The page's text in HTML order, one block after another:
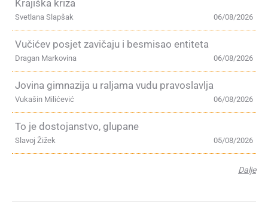
Krajiška kriza
06/08/2026
Svetlana Slapšak
Vučićev posjet zavičaju i besmisao entiteta
06/08/2026
Dragan Markovina
Jovina gimnazija u raljama vudu pravoslavlja
06/08/2026
Vukašin Milićević
To je dostojanstvo, glupane
05/08/2026
Slavoj Žižek
Dalje